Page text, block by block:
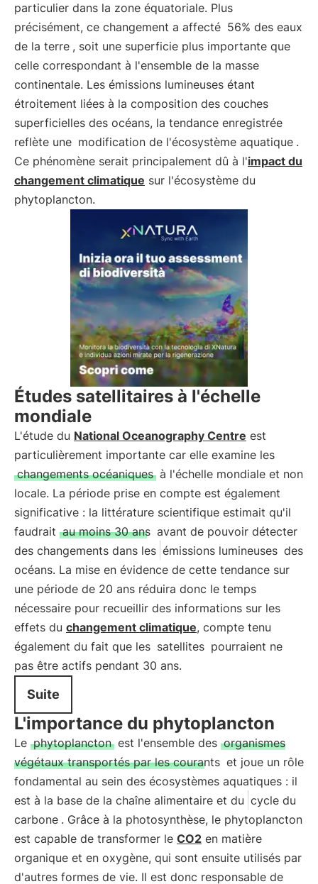
particulier dans la zone équatoriale. Plus
précisément, ce changement a affecté 56% des eaux
de la terre , soit une superficie plus importante que
celle correspondant à l'ensemble de la masse
continentale. Les émissions lumineuses étant
étroitement liées à la composition des couches
superficielles des océans, la tendance enregistrée
reflète une modification de l'écosystème aquatique .
Ce phénomène serait principalement dû à l'impact du
changement climatique sur l'écosystème du
phytoplancton.
Études satellitaires à l'échelle
mondiale
L'étude du National Oceanography Centre est
particulièrement importante car elle examine les
changements océaniques à l'échelle mondiale et non
locale. La période prise en compte est également
significative : la littérature scientifique estimait qu'il
faudrait au moins 30 ans avant de pouvoir détecter
des changements dans les émissions lumineuses des
océans. La mise en évidence de cette tendance sur
une période de 20 ans réduira donc le temps
nécessaire pour recueillir des informations sur les
effets du changement climatique, compte tenu
également du fait que les satellites pourraient ne
pas être actifs pendant 30 ans.
Suite
L'importance du phytoplancton
Le phytoplancton est l'ensemble des organismes
végétaux transportés par les courants et joue un rôle
fondamental au sein des écosystèmes aquatiques : il
est à la base de la chaîne alimentaire et du cycle du
carbone . Grâce à la photosynthèse, le phytoplancton
est capable de transformer le CO2 en matière
organique et en oxygène, qui sont ensuite utilisés par
d'autres formes de vie. Il est donc responsable de